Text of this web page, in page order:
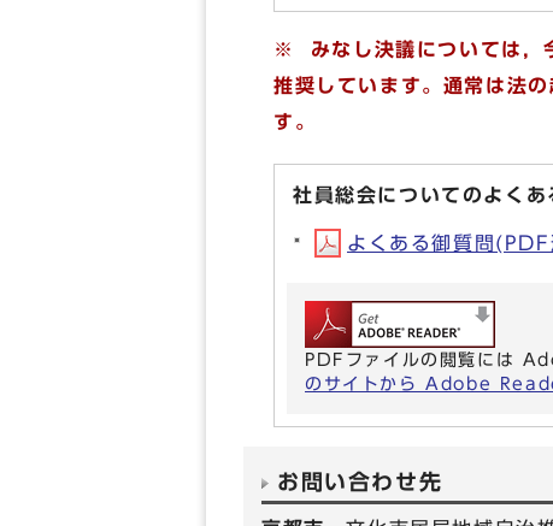
※ みなし決議については，
推奨しています。通常は法
す。
社員総会についてのよくあ
よくある御質問
PDFファイルの閲覧には
のサイトから Adobe
お問い合わせ先